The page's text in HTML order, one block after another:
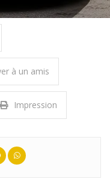
à un amis
Impression